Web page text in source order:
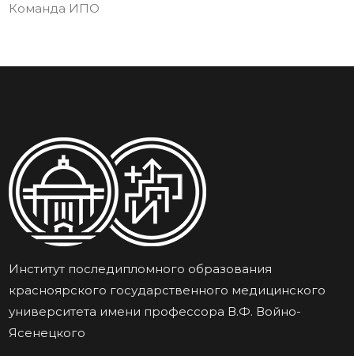
Команда ИПО
Институт последипломного образования
красноярского государственного медицинского
университета имени профессора В.Ф. Войно-
Ясенецкого